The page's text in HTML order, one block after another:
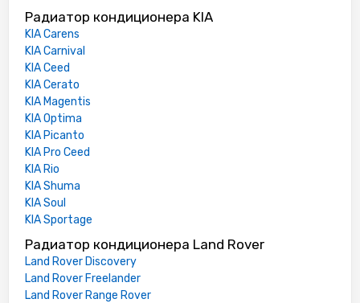
Радиатор кондиционера KIA
KIA Carens
KIA Carnival
KIA Ceed
KIA Cerato
KIA Magentis
KIA Optima
KIA Picanto
KIA Pro Ceed
KIA Rio
KIA Shuma
KIA Soul
KIA Sportage
Радиатор кондиционера Land Rover
Land Rover Discovery
Land Rover Freelander
Land Rover Range Rover